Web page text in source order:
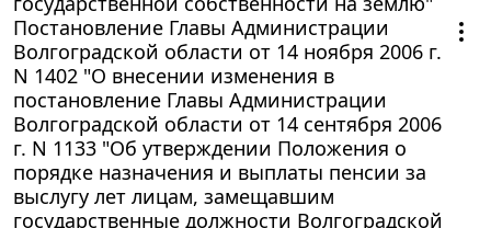
Постановление Главы Администрации
Волгоградской области от 14 ноября 2006 г.
N 1402 "О внесении изменения в
постановление Главы Администрации
Волгоградской области от 14 сентября 2006
г. N 1133 "Об утверждении Положения о
порядке назначения и выплаты пенсии за
выслугу лет лицам, замещавшим
государственные должности Волгоградской